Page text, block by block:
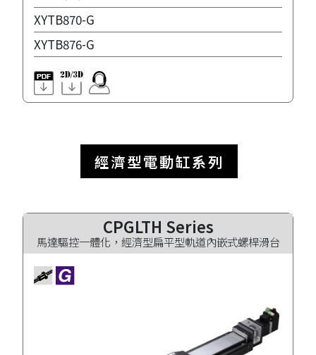
XYTB870-G
XYTB876-G
經濟型電動缸系列
CPGLTH Series
馬達驅控一體化，經濟型扁平型軌道內嵌式螺桿滑台